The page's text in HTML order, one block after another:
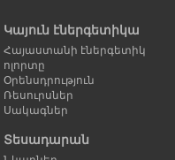
Կայուն էներգետիկա
Հայաստանի էներգետիկ
ոլորտը
Օրենսդրություն
Ռեսուրսներ
Սակագներ
Տեսադարան